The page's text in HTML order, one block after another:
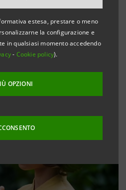
estesa, prestare o meno
la configurazione e
in qualsiasi momento accedendo
- Cookie policy).
OPZIONI